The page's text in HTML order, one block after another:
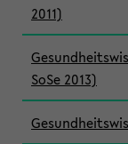
2011)
SoSe 2013)